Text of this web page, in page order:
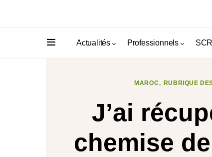
Actualités Professionnels
MAROC RUBRIQUE
J’ai
chemise